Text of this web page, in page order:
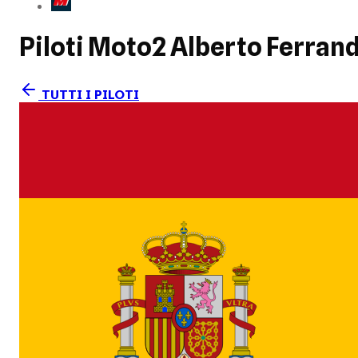
Piloti Moto2Alberto
TUTTI I PILOTI